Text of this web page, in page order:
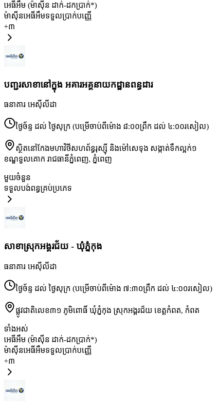
អេធីអឹម (ម៉ាស៊ីន ដាក់-ដកប្រាក់*)
ម៉ាស៊ីនអេធីអឹមទទួលប្រាក់បញ្ញើ
+៣
បញ្ជរសាខានៅក្នុង អគារអគ្គនាយកដ្ឋាន​ពន្ធដារ
ធនាគារ អេស៊ីលីដា
ថ្ងៃច័ន្ទ ដល់ ថ្ងៃសុក្រ (បម្រើចាប់ពីម៉ោង ៨:០០ព្រឹក ដល់ ៤:០០រសៀល)
ស្ថិតនៅកែងមហាវិថីសហព័ន្ធរុស្ស៊ី និងម៉ៅសេទុង សង្កាត់ទឹកល្អក់១
ខណ្ឌទួលគោក រាជធានីភ្នំពេញ, ភ្នំពេញ
មួយចំនួន
ទទួលបង់ពន្ធគ្រប់ប្រភេទ
សាខា​ស្រុកអង្គរជ័យ - ឃុំភ្នំកុង
ធនាគារ អេស៊ីលីដា
ថ្ងៃច័ន្ទ ដល់ ថ្ងៃសុក្រ (បម្រើចាប់ពីម៉ោង ៧:៣០ព្រឹក ដល់ ៤:០០រសៀល)
ផ្លូវជាតិលេខ៣១ ភូមិពោធិ៍ ឃុំភ្នំកុង ស្រុកអង្គរជ័យ ខេត្តកំពត, កំពត
ទាំងអស់
អេធីអឹម (ម៉ាស៊ីន ដាក់-ដកប្រាក់*)
ម៉ាស៊ីនអេធីអឹមទទួលប្រាក់បញ្ញើ
+៣